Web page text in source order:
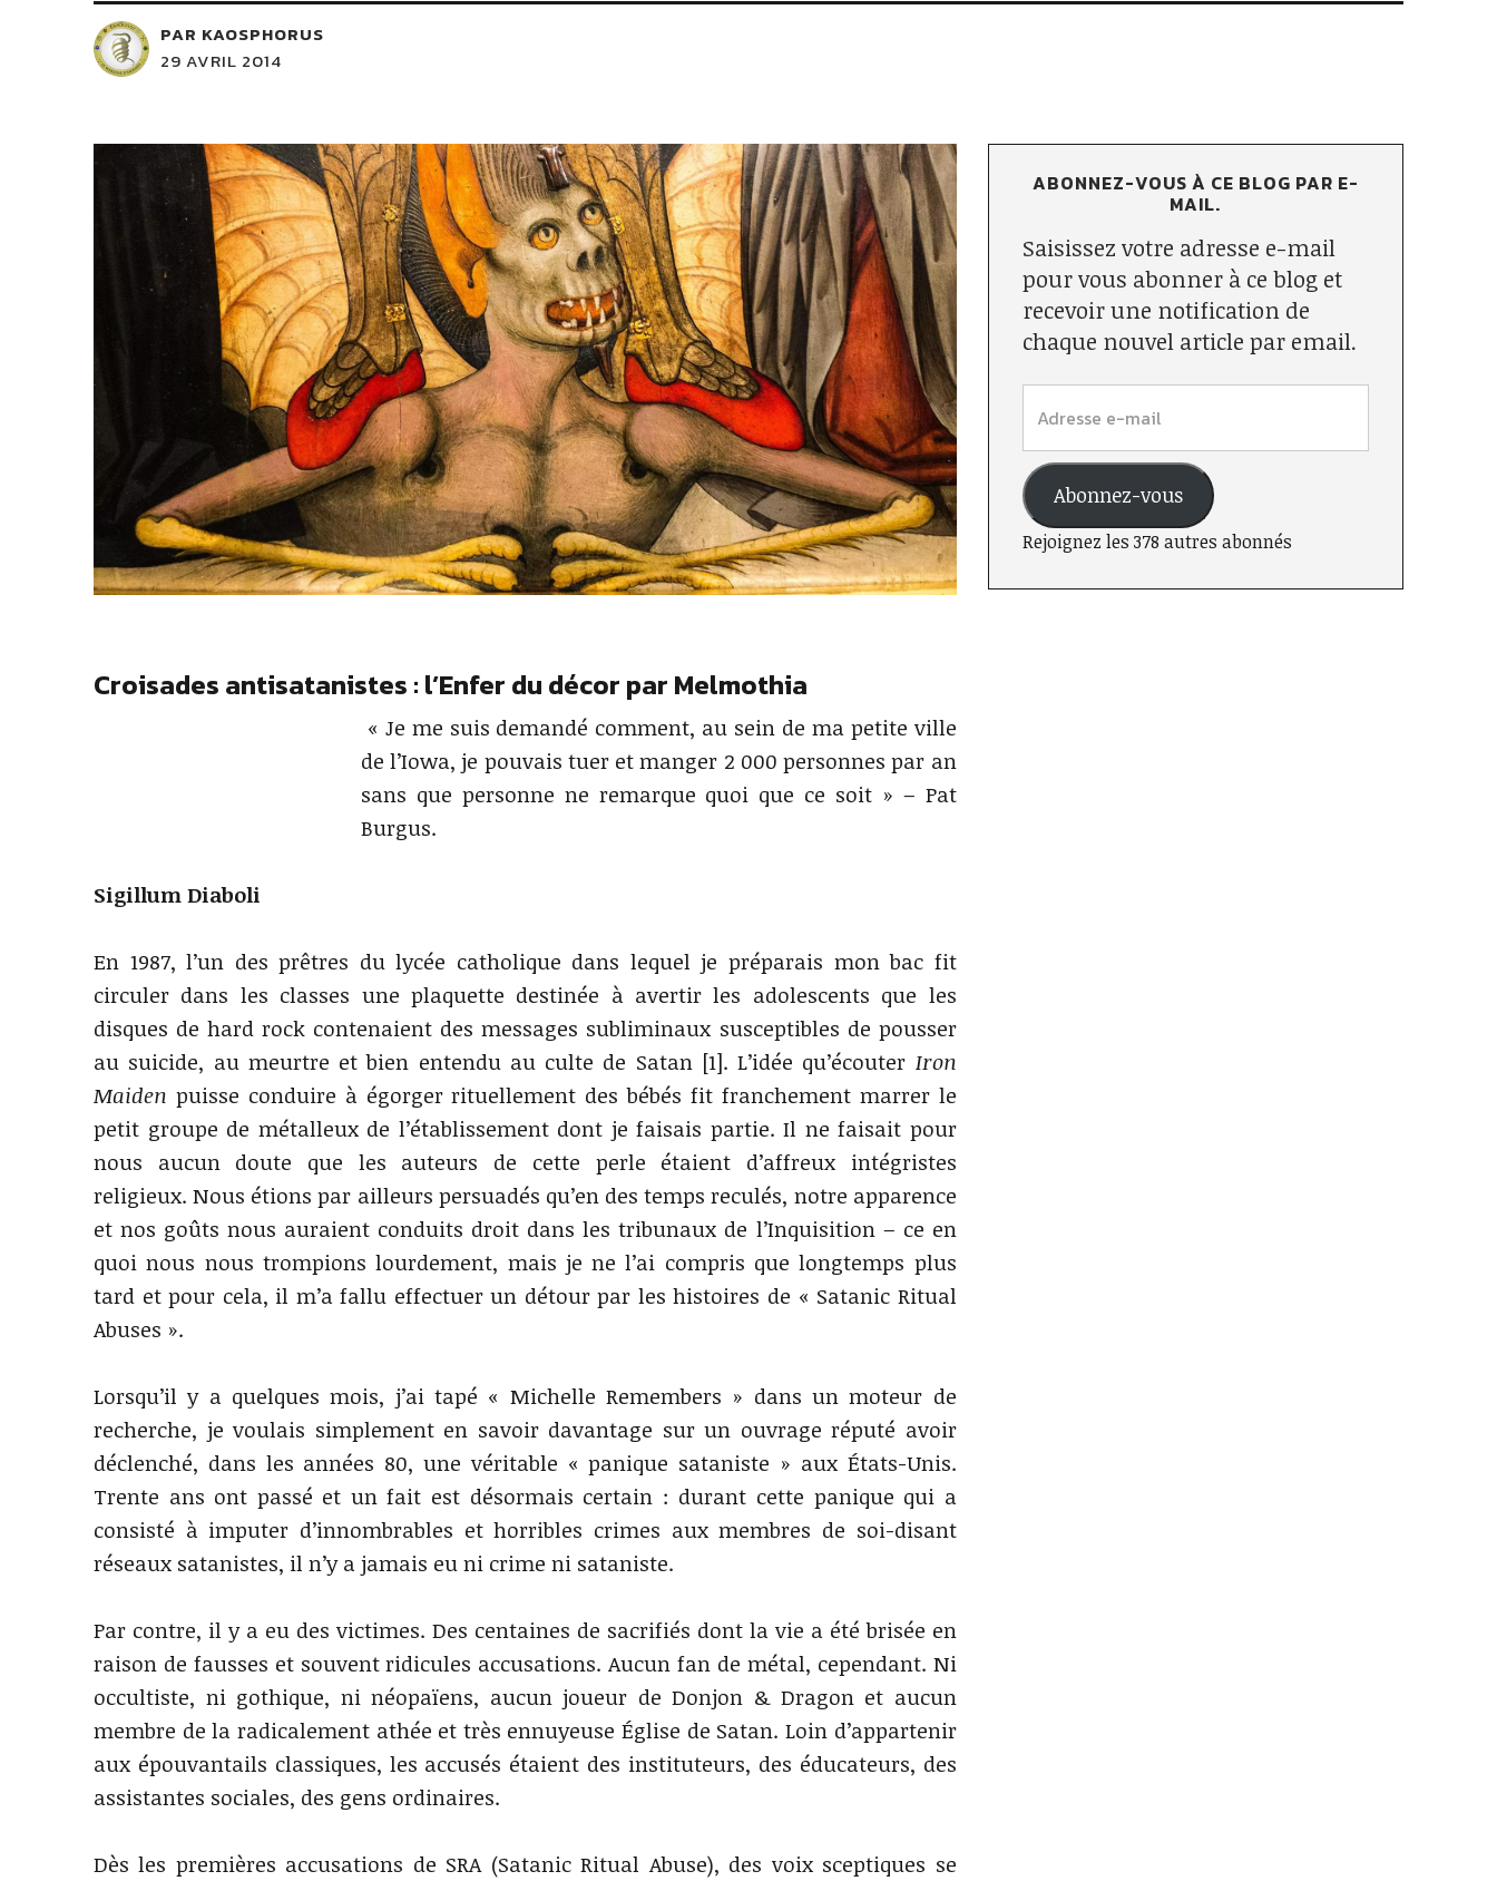
PAR KAOSPHORUS
29 AVRIL 2014
Croisades antisatanistes : l’Enfer du décor par Melmothia
« Je me suis demandé comment, au sein de ma petite ville
de l’Iowa, je pouvais tuer et manger 2 000 personnes par an
sans que personne ne remarque quoi que ce soit » – Pat
Burgus.
Sigillum Diaboli
En 1987, l’un des prêtres du lycée catholique dans lequel je préparais mon bac fit
circuler dans les classes une plaquette destinée à avertir les adolescents que les
disques de hard rock contenaient des messages subliminaux susceptibles de pousser
au suicide, au meurtre et bien entendu au culte de Satan [1]. L’idée qu’écouter Iron
Maiden puisse conduire à égorger rituellement des bébés fit franchement marrer le
petit groupe de métalleux de l’établissement dont je faisais partie. Il ne faisait pour
nous aucun doute que les auteurs de cette perle étaient d’affreux intégristes
religieux. Nous étions par ailleurs persuadés qu’en des temps reculés, notre apparence
et nos goûts nous auraient conduits droit dans les tribunaux de l’Inquisition – ce en
quoi nous nous trompions lourdement, mais je ne l’ai compris que longtemps plus
tard et pour cela, il m’a fallu effectuer un détour par les histoires de « Satanic Ritual
Abuses ».
Lorsqu’il y a quelques mois, j’ai tapé « Michelle Remembers » dans un moteur de
recherche, je voulais simplement en savoir davantage sur un ouvrage réputé avoir
déclenché, dans les années 80, une véritable « panique sataniste » aux États-Unis.
Trente ans ont passé et un fait est désormais certain : durant cette panique qui a
consisté à imputer d’innombrables et horribles crimes aux membres de soi-disant
réseaux satanistes, il n’y a jamais eu ni crime ni sataniste.
Par contre, il y a eu des victimes. Des centaines de sacrifiés dont la vie a été brisée en
raison de fausses et souvent ridicules accusations. Aucun fan de métal, cependant. Ni
occultiste, ni gothique, ni néopaïens, aucun joueur de Donjon & Dragon et aucun
membre de la radicalement athée et très ennuyeuse Église de Satan. Loin d’appartenir
aux épouvantails classiques, les accusés étaient des instituteurs, des éducateurs, des
assistantes sociales, des gens ordinaires.
Dès les premières accusations de SRA (Satanic Ritual Abuse), des voix sceptiques se
ABONNEZ-VOUS À CE BLOG PAR E-
MAIL.
Saisissez votre adresse e-mail
pour vous abonner à ce blog et
recevoir une notification de
chaque nouvel article par email.
Abonnez-vous
Rejoignez les 378 autres abonnés